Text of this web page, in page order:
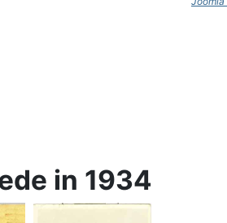
in 1934